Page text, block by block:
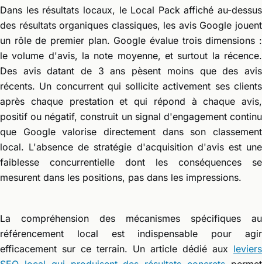
Dans les résultats locaux, le Local Pack affiché au-dessus
des résultats organiques classiques, les avis Google jouent
un rôle de premier plan. Google évalue trois dimensions :
le volume d'avis, la note moyenne, et surtout la récence.
Des avis datant de 3 ans pèsent moins que des avis
récents. Un concurrent qui sollicite activement ses clients
après chaque prestation et qui répond à chaque avis,
positif ou négatif, construit un signal d'engagement continu
que Google valorise directement dans son classement
local. L'absence de stratégie d'acquisition d'avis est une
faiblesse concurrentielle dont les conséquences se
mesurent dans les positions, pas dans les impressions.
La compréhension des mécanismes spécifiques au
référencement local est indispensable pour agir
efficacement sur ce terrain. Un article dédié aux leviers